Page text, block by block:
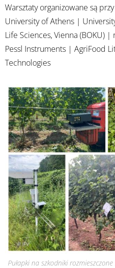
Warsztaty organizowane są
University of Athens |
Life Sciences, Vienna (BOKU)
Pessl Instruments | AgriFood
Technologies
Pułapki na szkodniki